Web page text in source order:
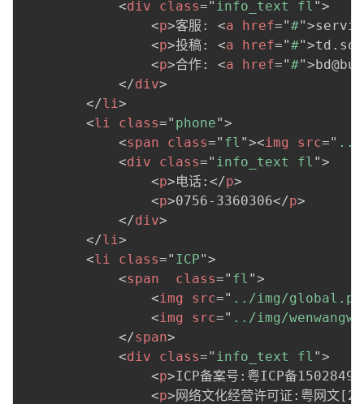
<div class=" info_text fl ">
<p>客服: <a href="#">
<p>投稿: <a href="#">
<p>合作: <a href="#">
</div>
</li>
<li class=" phone">
<span class=" fl "><img src=" ../
<div class=" info_text fl ">
<p>电话: </p>
<p>0756-3360306</p>
</div>
</li>
<li class=" ICP">
<span class=" fl ">
<img src=" ../img/
<img src=" ../img/
</span>
<div class=" info_text fl ">
<p>ICP备案号:粤ICP备
<p>网络文化经营许可证:粤网文